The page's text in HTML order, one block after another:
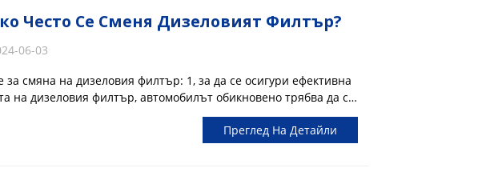
Често Се Сменя Дизеловият Филтър?
06-03
за смяна на дизеловия филтър: 1, за да се осигури ефективна
на дизеловия филтър, автомобилът обикновено трябва да се
на всеки 5000 километра. 2, но също така в зависимост от
ситуация, за да се вземе решение, когато се установи, че...
Преглед На Детайли